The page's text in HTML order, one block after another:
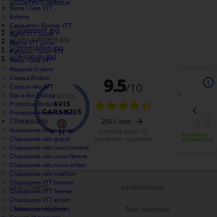
Veste / Gilet VTT
Enfants
Casquette / Bonnet VTT
Gants VTT junior
Maillot VTT junior
Pantalon / Short VTT
Veste / Gilet VTT
Masques Enduro
Casque Enduro
Casque vélo VTT
Sac à dos Enduro
Protection Enduro
Protection Enduro Enfant
Chaussures
Accessoires chaussures
Chaussures vélo gravel
Chaussures vélo route homme
Chaussures vélo route femme
Chaussures vélo route enfant
Chaussures vélo triathlon
Chaussures VTT homme
Chaussures VTT femme
Chaussures VTT enfant
Chaussures vélo hiver
MON COMPTE
Mes commandes
INFORMATIONS
Nos marques